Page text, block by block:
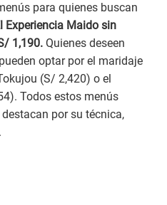
para quienes buscan
Experiencia Maido sin
1,190. Quienes deseen
optar por el maridaje
(S/ 2,420) o el
Todos estos menús
por su técnica,